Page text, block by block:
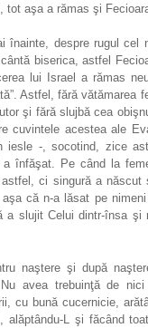
aşa a rămas şi
despre rugul cel
biserica, astfel
lui Israel a rămas
Astfel, fără vătămarea
şi fără slujbă cea
cuvintele acestea ale
-, socotind, zice
a înfăşat. Pe când la
ci singură a născut
că n-a lăsat pe
a slujit Celui dintr-însa şi
naştere şi după
avea trebuinţă de
cu bună cucernicie,
alăptându-L şi făcând